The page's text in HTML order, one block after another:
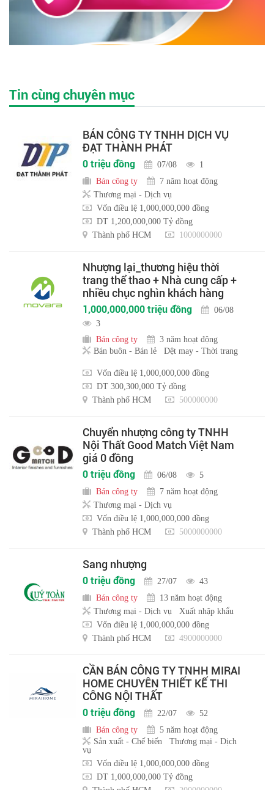
Tin cùng chuyên mục
BÁN CÔNG TY TNHH DỊCH VỤ
ĐẠT THÀNH PHÁT
0 triệu đồng 07/08
1
Bán công ty
7 năm hoạt động
Thương mại - Dịch vụ
Vốn điều lệ 1,000,000,000 đồng
DT 1,200,000,000 Tỷ đồng
Thành phố HCM
1000000000
Nhượng lại_thương hiệu thời
trang thể thao + Nhà cung cấp +
nhiều chục nghìn khách hàng
1,000,000,000 triệu đồng
06/08
3
Bán công ty
3 năm hoạt động
Bán buôn - Bán lẻ
Dệt may - Thời trang
Vốn điều lệ 1,000,000,000 đồng
DT 300,300,000 Tỷ đồng
Thành phố HCM
500000000
Chuyển nhượng công ty TNHH
Nội Thất Good Match Việt Nam
giá 0 đồng
0 triệu đồng 06/08
5
Bán công ty
7 năm hoạt động
Thương mại - Dịch vụ
Vốn điều lệ 1,000,000,000 đồng
Thành phố HCM
5000000000
Sang nhượng
0 triệu đồng 27/07
43
Bán công ty
13 năm hoạt động
Thương mại - Dịch vụ
Xuất nhập khẩu
Vốn điều lệ 1,000,000,000 đồng
Thành phố HCM
4900000000
CẦN BÁN CÔNG TY TNHH MIRAI
HOME CHUYÊN THIẾT KẾ THI
CÔNG NỘI THẤT
0 triệu đồng 22/07
52
Bán công ty
5 năm hoạt động
Sản xuất - Chế biến
Thương mại - Dịch
vụ
Vốn điều lệ 1,000,000,000 đồng
DT 1,000,000,000 Tỷ đồng